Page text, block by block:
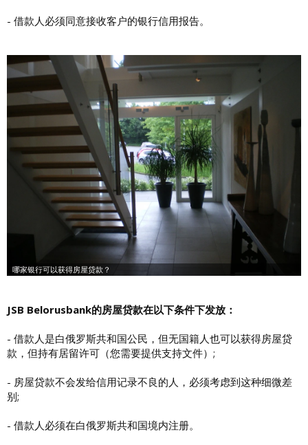
- 借款人必须同意接收客户的银行信用报告。
JSB Belorusbank的房屋贷款在以下条件下发放：
- 借款人是白俄罗斯共和国公民，但无国籍人也可以获得房屋贷
款，但持有居留许可（您需要提供支持文件）;
- 房屋贷款不会发给信用记录不良的人，必须考虑到这种细微差
别;
- 借款人必须在白俄罗斯共和国境内注册。